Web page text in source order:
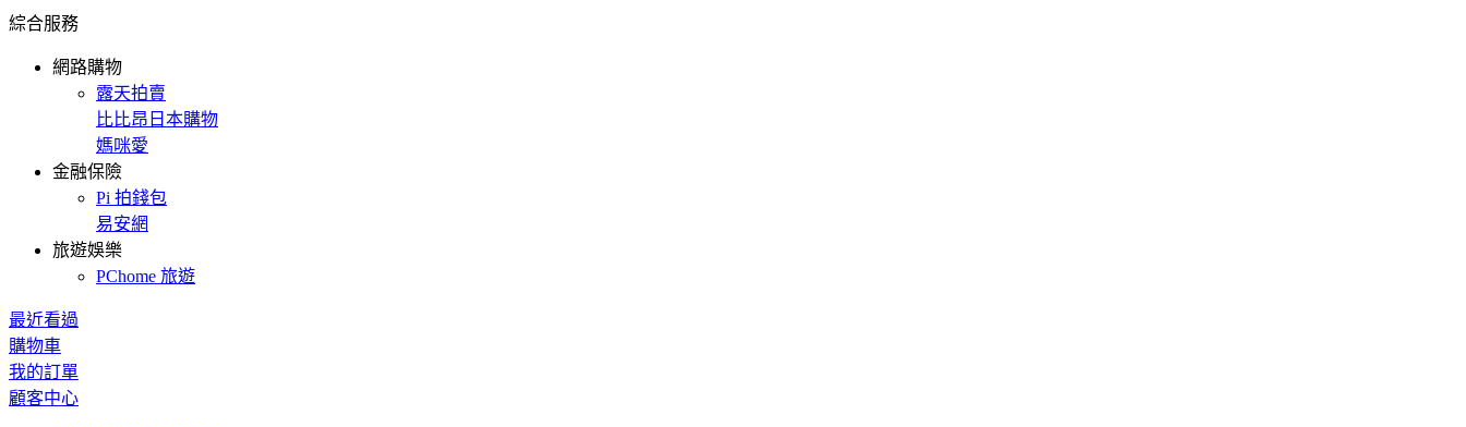
綜合服務
網路購物
露天拍賣
比比昂日本購物
媽咪愛
金融保險
Pi 拍錢包
易安網
旅遊娛樂
PChome 旅遊
最近看過
購物車
我的訂單
顧客中心